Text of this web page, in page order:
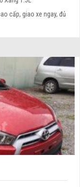
cấp, giao xe ngay, đủ